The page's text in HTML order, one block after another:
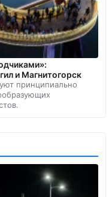
и Магнитогорск
принципиально